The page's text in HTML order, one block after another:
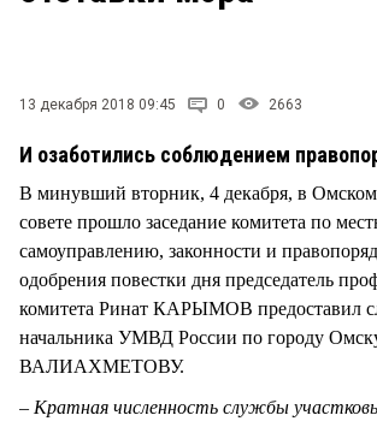
13 декабря 2018 09:45 0 2663
И озаботились соблюдением
В минувший вторник, 4 декабря, в Омском
совете прошло заседание комитета по
самоуправлению, законности и
одобрения повестки дня председатель
комитета Ринат КАРЫМОВ предоставил
начальника УМВД России по городу
ВАЛИАХМЕТОВУ.
– Кратная численность службы